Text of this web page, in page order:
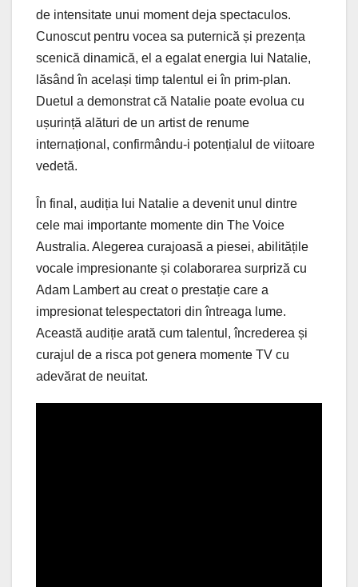
de intensitate unui moment deja spectaculos.
Cunoscut pentru vocea sa puternică și prezența
scenică dinamică, el a egalat energia lui Natalie,
lăsând în același timp talentul ei în prim-plan.
Duetul a demonstrat că Natalie poate evolua cu
ușurință alături de un artist de renume
internațional, confirmându-i potențialul de viitoare
vedetă.
În final, audiția lui Natalie a devenit unul dintre
cele mai importante momente din The Voice
Australia. Alegerea curajoasă a piesei, abilitățile
vocale impresionante și colaborarea surpriză cu
Adam Lambert au creat o prestație care a
impresionat telespectatori din întreaga lume.
Această audiție arată cum talentul, încrederea și
curajul de a risca pot genera momente TV cu
adevărat de neuitat.